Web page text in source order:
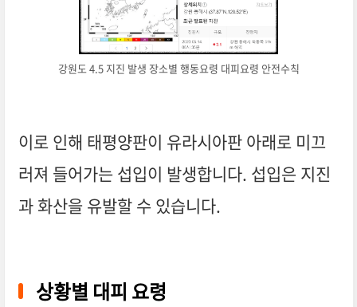
강원도 4.5 지진 발생 장소별 행동요령 대피요령 안전수칙
이로 인해 태평양판이 유라시아판 아래로 미끄
러져 들어가는 섭입이 발생합니다. 섭입은 지진
과 화산을 유발할 수 있습니다.
상황별 대피 요령